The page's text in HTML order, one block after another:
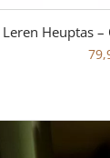
Leren Heuptas